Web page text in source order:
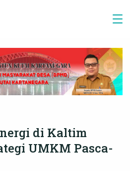
di Kaltim
UMKM Pasca-